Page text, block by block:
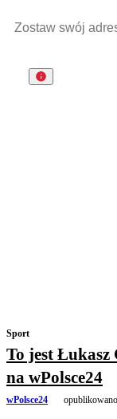
Sport
To jest
na wPolsce24
wPolsce24